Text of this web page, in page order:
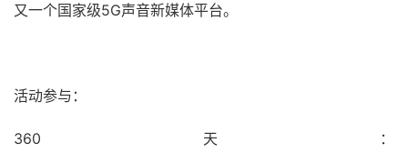
又一个国家级5G声音新媒体平台。
活动参与：
360天：